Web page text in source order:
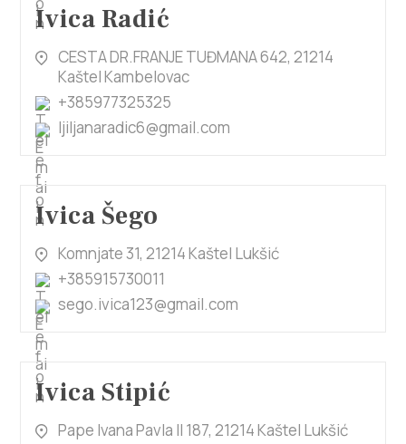
Ivica Radić
CESTA DR.FRANJE TUĐMANA 642, 21214
Kaštel Kambelovac
+385977325325
ljiljanaradic6@gmail.com
Ivica Šego
Komnjate 31, 21214 Kaštel Lukšić
+385915730011
sego.ivica123@gmail.com
Ivica Stipić
Pape Ivana Pavla II 187, 21214 Kaštel Lukšić